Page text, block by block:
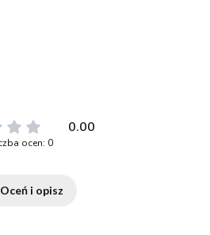
0.00
ocen: 0
Oceń i opisz